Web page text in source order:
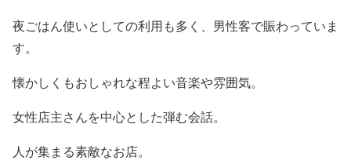
夜ごはん使いとしての利用も多く、男性客で賑わっていま
す。
懐かしくもおしゃれな程よい音楽や雰囲気。
女性店主さんを中心とした弾む会話。
人が集まる素敵なお店。